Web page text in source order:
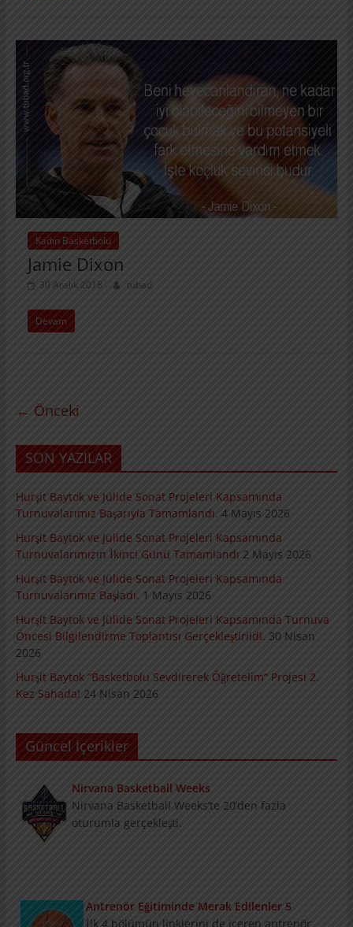
Kadın Basketbolu
Jamie Dixon
30 Aralık 2018 tubad
Devam
← Önceki
SON YAZILAR
Hurşit Baytok ve Jülide Sonat Projeleri Kapsamında
Turnuvalarımız Başarıyla Tamamlandı. 4 Mayıs 2026
Hurşit Baytok ve Jülide Sonat Projeleri Kapsamında
Turnuvalarımızın İkinci Günü Tamamlandı 2 Mayıs 2026
Hurşit Baytok ve Jülide Sonat Projeleri Kapsamında
Turnuvalarımız Başladı. 1 Mayıs 2026
Hurşit Baytok ve Jülide Sonat Projeleri Kapsamında Turnuva
Öncesi Bilgilendirme Toplantısı Gerçekleştirildi. 30 Nisan
2026
Hurşit Baytok “Basketbolu Sevdirerek Öğretelim” Projesi 2.
Kez Sahada! 24 Nisan 2026
Güncel İçerikler
Nirvana Basketball Weeks
Nirvana Basketball Weeks’te 20’den fazla
oturumla gerçekleşti.
Antrenör Eğitiminde Merak Edilenler 5
İlk 4 bölümün linklerini de içeren antrenör